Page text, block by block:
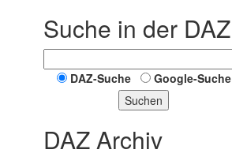
Suche in der DAZ
DAZ-Suche
Google-Suche
Suchen
DAZ Archiv